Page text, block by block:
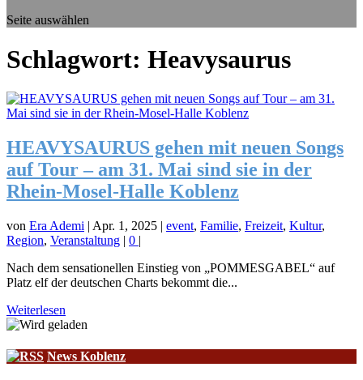
Seite auswählen
Schlagwort: Heavysaurus
HEAVYSAURUS gehen mit neuen Songs
auf Tour – am 31. Mai sind sie in der
Rhein-Mosel-Halle Koblenz
von Era Ademi | Apr. 1, 2025 | event, Familie, Freizeit, Kultur,
Region, Veranstaltung | 0 |
Nach dem sensationellen Einstieg von „POMMESGABEL“ auf
Platz elf der deutschen Charts bekommt die...
Weiterlesen
News Koblenz